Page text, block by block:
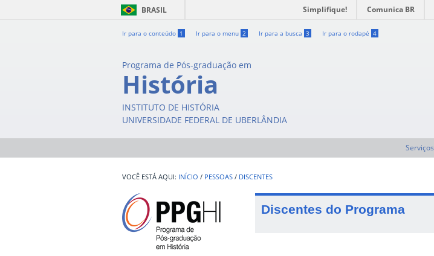
BRASIL Simplifique! Comunica BR
Ir para o conteúdo 1 Ir para o menu 2 Ir para a busca 3 Ir para o rodapé 4
Programa de Pós-graduação em
História
INSTITUTO DE HISTÓRIA
UNIVERSIDADE FEDERAL DE UBERLÂNDIA
Serviços
INÍCIO / PESSOAS / DISCENTES
Discentes do Programa